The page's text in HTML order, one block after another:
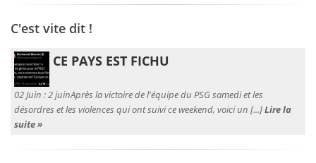
C'est vite dit !
CE PAYS EST FICHU
02 Juin :2 juinAprès la victoire de l'équipe du PSG samedi et les
désordres et les violences qui ont suivi ce weekend, voici un [...]Lire la
suite »